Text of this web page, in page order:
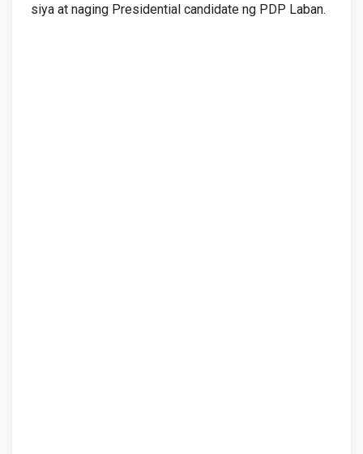
siya at naging Presidential candidate ng PDP Laban.